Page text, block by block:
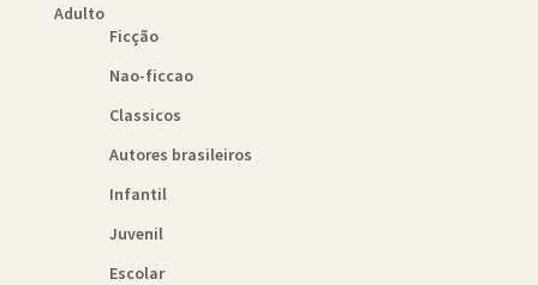
Adulto
Ficção
Nao-ficcao
Classicos
Autores brasileiros
Infantil
Juvenil
Escolar